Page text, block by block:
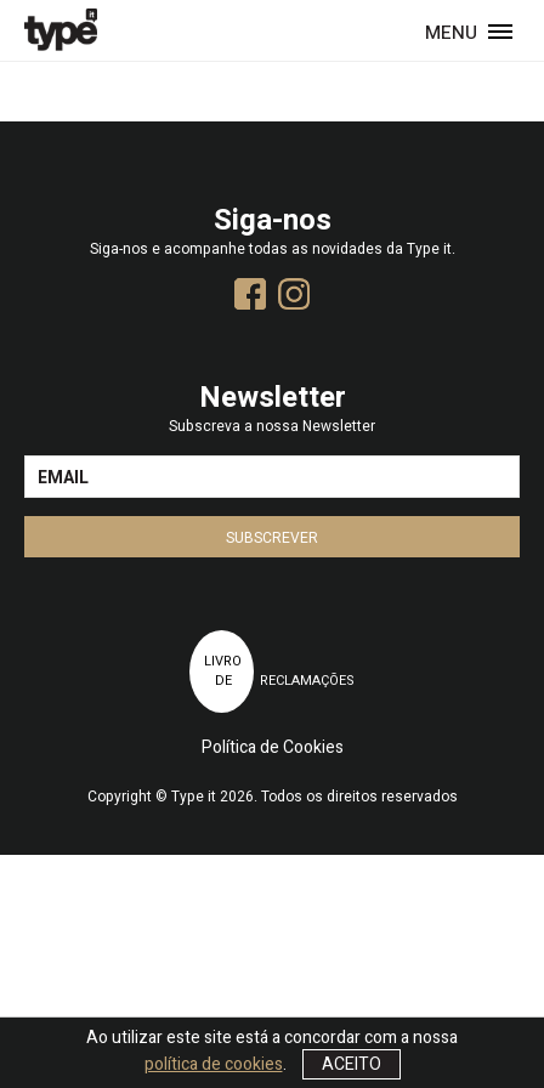
MENU
Ao utilizar este site está a concordar com a nossa
política de cookies. ACEITO
Siga-nos
Siga-nos e acompanhe todas as novidades da Type it.
Newsletter
Subscreva a nossa Newsletter
LIVRO
DE
RECLAMAÇÕES
Política de Cookies
Copyright © Type it 2026. Todos os direitos reservados